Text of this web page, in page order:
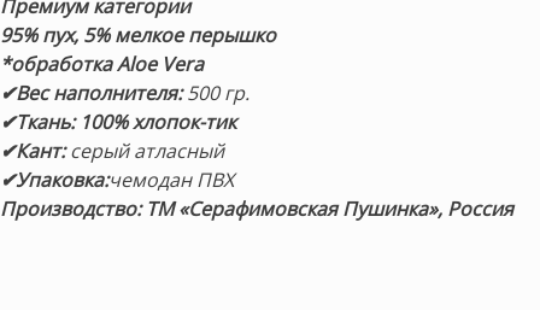
Премиумкатегории
95% пух, 5% мелкое перышко
*обработка Aloe Vera
✔Вес наполнителя:500 гр.
✔Ткань: 100% хлопок-тик
✔Кант:серый атласный
✔Упаковка:чемодан ПВХ
Производство: ТМ «Серафимовская Пушинка», Россия